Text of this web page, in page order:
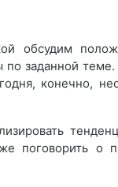
обсудим
заданной
конечно,
поговорить о